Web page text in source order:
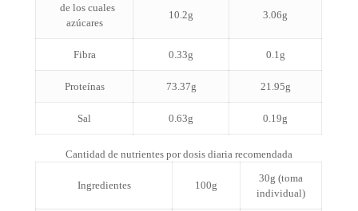
de los cuales
azúcares
10.2g 3.06g
Fibra 0.33g 0.1g
Proteínas 73.37g 21.95g
Sal 0.63g 0.19g
Cantidad de nutrientes por dosis diaria recomendada
Ingredientes 100g
30g (toma
individual)